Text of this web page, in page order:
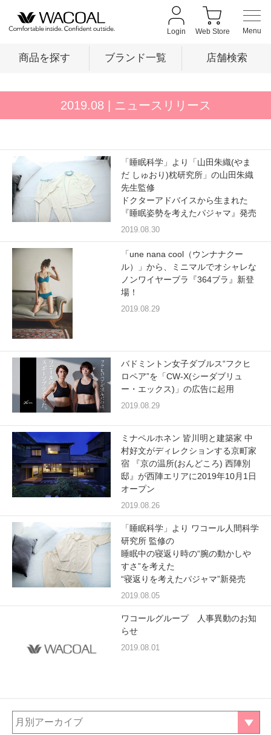
Login Web Store
商品を探す ブランド一覧 店舗検索
商品を探す
店舗検索
重要なお知らせ
お知らせ
ワコールウェブストア
公式アプリ
ニュース＆トピックス
企業情報
SNSアカウント一覧
プレゼント・キャンペーン
メールニュース登録
お問い合わせ
2019.08 | ニュースリリース
「睡眠科学」より「山田朱織(やま
だ しゅおり)枕研究所」の山田朱織
先生監修
ドクターアドバイスから生まれた
『睡眠姿勢を考えたパジャマ』発売
2019.08.30
「une nana cool（ウンナナクー
ル）」から、ミニマルでオシャレな
ノンワイヤーブラ『364ブラ』新登
場！
2019.08.29
バドミントン女子ダブルス“フクヒ
ロペア”を「CW-X(シーダブリュ
ー・エックス)」の広告に起用
2019.08.29
ミナペルホネン 皆川明と建築家 中
村好文がディレクションする京町家
宿 『京の温所(おんどころ) 西陣別
邸』が西陣エリアに2019年10月1日
オープン
2019.08.26
「睡眠科学」より ワコール人間科学
研究所 監修の
睡眠中の寝返り時の“腕の動かしや
すさ”を考えた
“寝返りを考えたパジャマ”新発売
2019.08.05
ワコールグループ 人事異動のお知
らせ
2019.08.01
月別アーカイブ